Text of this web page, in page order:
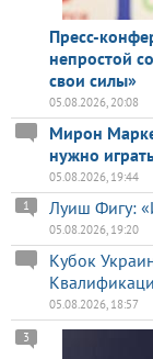
Пресс-
непростой
свои силы»
05.08.2026, 20:08
Мирон
нужно
05.08.2026, 19:44
Луиш Фигу:
1
05.08.2026, 19:20
Кубок
05.08.2026, 18:57
3